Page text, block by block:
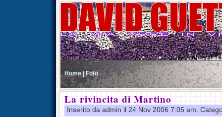
Home | Foto
La rivincita di Martino
Inserito da admin il 24 Nov 2006 7:05 am.